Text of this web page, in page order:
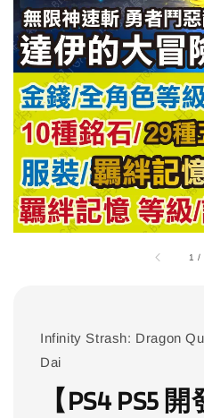
1 /
Infinity Strash: Dragon
Dai
【PS4 PS5